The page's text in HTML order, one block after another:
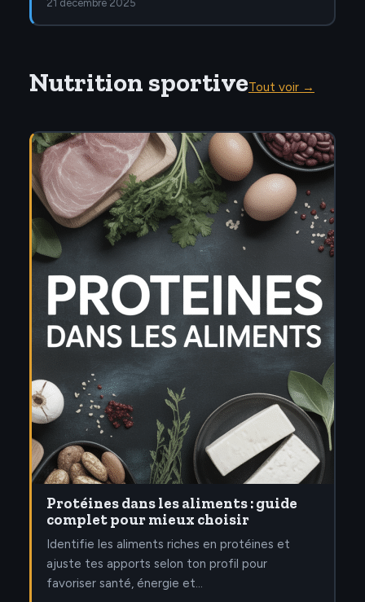
21 décembre 2025
Nutrition sportiveTout voir →
Protéines dans les aliments : guide
complet pour mieux choisir
Identifie les aliments riches en protéines et
ajuste tes apports selon ton profil pour
favoriser santé, énergie et…